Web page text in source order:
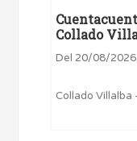
Collado
Del 20/08/
Collado Villalba